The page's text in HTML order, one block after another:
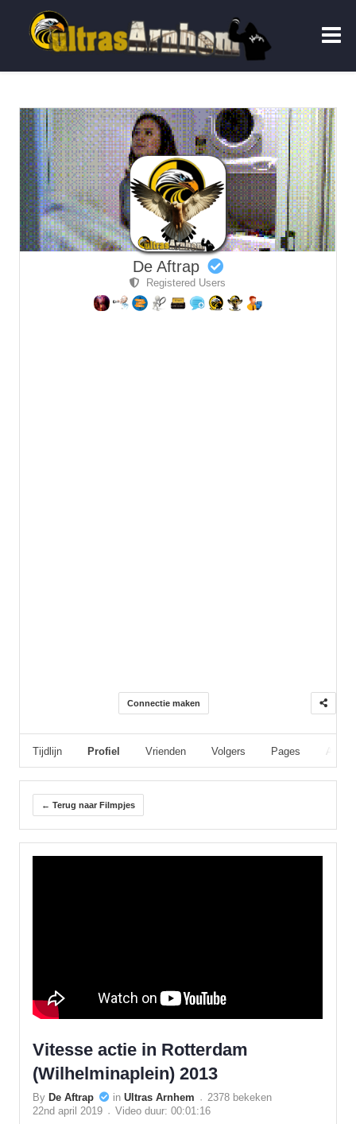
De Aftrap
Registered Users
Connectie maken
Tijdlijn Profiel Vrienden Volgers Pages
← Terug naar Filmpjes
Vitesse actie in Rotterdam
(Wilhelminaplein) 2013
By De Aftrap in Ultras Arnhem
2378 bekeken
22nd april 2019
Video duur: 00:01:16